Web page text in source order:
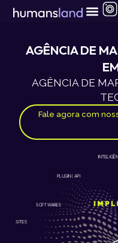
para
conteúdoAGÊNCIA DE
AGÊNCIA DE
Fale agora com
SITES
PLUGIN | API
SOFTWARES